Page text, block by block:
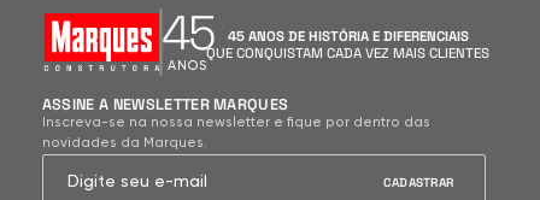
45
ANOS
45 ANOS DE HISTÓRIA E DIFERENCIAIS
QUE CONQUISTAM CADA VEZ MAIS CLIENTES
ASSINE A NEWSLETTER MARQUES
Inscreva-se na nossa newsletter e fique por dentro das
novidades da Marques.